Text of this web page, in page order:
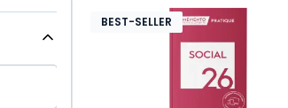
29
28
28
BEST-SELLER